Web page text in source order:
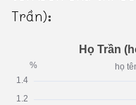
Trần):